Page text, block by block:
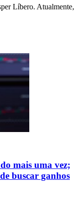
Líbero. Atualmente,
mais uma vez;
buscar ganhos